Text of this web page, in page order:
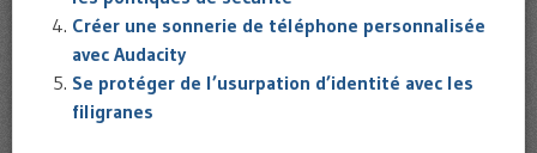
Créer une sonnerie de téléphone personnalisée
avec Audacity
Se protéger de l’usurpation d’identité avec les
filigranes